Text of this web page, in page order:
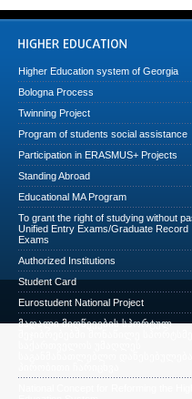
Higher Education system of Georgia
Bologna Process
Twinning Project
Program of students social assistance
Participation in ERASMUS+ Projects
Standing Abroad
Educational MA Program
To grant the right of studying without
Unified Entry Exams/Graduate Record
Exams
Authorized Institutions
Student Card
Eurostudent National Project
მაღალი მიღწევების სპორტულ